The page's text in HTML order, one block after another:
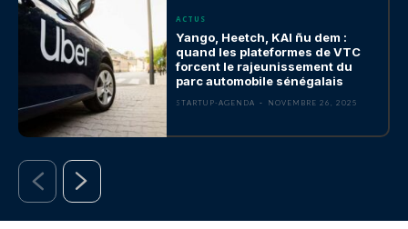
ACTUS
Yango, Heetch, KAI ñu dem :
quand les plateformes de VTC
forcent le rajeunissement du
parc automobile sénégalais
STARTUP-AGENDA - NOVEMBRE 26, 2025